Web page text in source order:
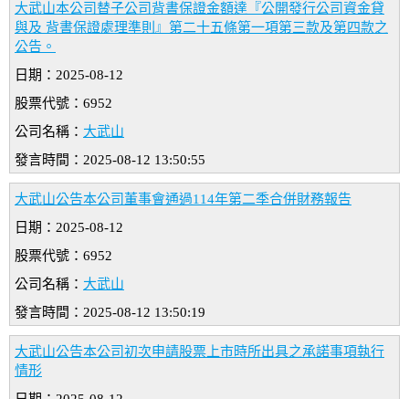
大武山本公司替子公司背書保證金額達『公開發行公司資金貸
與及 背書保證處理準則』第二十五條第一項第三款及第四款之
公告。
日期：2025-08-12
股票代號：6952
公司名稱： 大武山
發言時間：2025-08-12 13:50:55
大武山公告本公司董事會通過114年第二季合併財務報告
日期：2025-08-12
股票代號：6952
公司名稱： 大武山
發言時間：2025-08-12 13:50:19
大武山公告本公司初次申請股票上市時所出具之承諾事項執行
情形